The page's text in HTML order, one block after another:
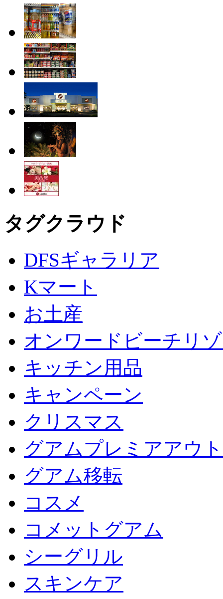
タグクラウド
DFSギャラリア
Kマート
お土産
オンワードビーチリ
キッチン用品
キャンペーン
クリスマス
グアムプレミアアウ
グアム移転
コスメ
コメットグアム
シーグリル
スキンケア